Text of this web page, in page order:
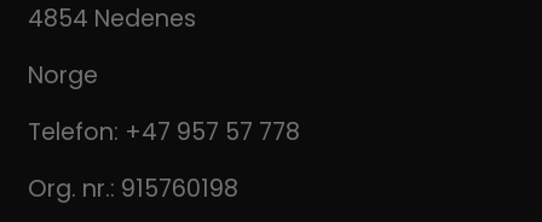
4854 Nedenes
Norge
Telefon: +47 957 57 778
Org. nr.: 915760198